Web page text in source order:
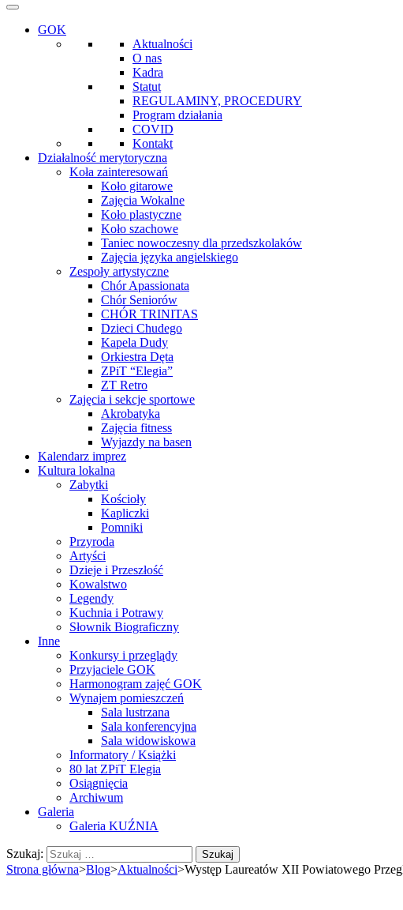
GOK
Aktualności
O nas
Kadra
Statut
REGULAMINY, PROCEDURY
Program działania
COVID
Kontakt
Działalność merytoryczna
Koła zainteresowań
Koło gitarowe
Zajęcia Wokalne
Koło plastyczne
Koło szachowe
Taniec nowoczesny dla przedszkolaków
Zajęcia języka angielskiego
Zespoły artystyczne
Chór Apassionata
Chór Seniorów
CHÓR TRINITAS
Dzieci Chudego
Kapela Dudy
Orkiestra Dęta
ZPiT “Elegia”
ZT Retro
Zajęcia i sekcje sportowe
Akrobatyka
Zajęcia fitness
Wyjazdy na basen
Kalendarz imprez
Kultura lokalna
Zabytki
Kościoły
Kapliczki
Pomniki
Przyroda
Artyści
Dzieje i Przeszłość
Kowalstwo
Legendy
Kuchnia i Potrawy
Słownik Biograficzny
Inne
Konkursy i przeglądy
Przyjaciele GOK
Harmonogram zajęć GOK
Wynajem pomieszczeń
Sala lustrzana
Sala konferencyjna
Sala widowiskowa
Informatory / Książki
80 lat ZPiT Elegia
Osiągnięcia
Archiwum
Galeria
Galeria KUŹNIA
Szukaj:
Strona główna>Blog>Aktualności>Występ Laureatów XII Powiatowego